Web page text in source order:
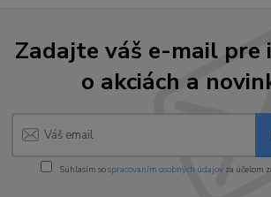
Zadajte váš e-mail pre
o akciách a
Súhlasím sospracovaním osobných údajov za účelom